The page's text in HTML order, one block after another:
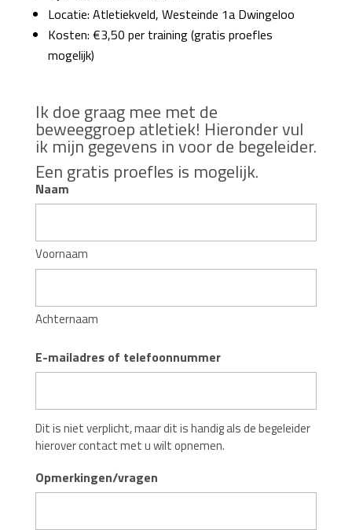
Locatie: Atletiekveld, Westeinde 1a Dwingeloo
Kosten: €3,50 per training (gratis proefles
mogelijk)
Ik doe graag mee met de
beweeggroep atletiek! Hieronder vul
ik mijn gegevens in voor de begeleider.
Een gratis proefles is mogelijk.
Naam
Voornaam
Achternaam
E-mailadres of telefoonnummer
Dit is niet verplicht, maar dit is handig als de begeleider
hierover contact met u wilt opnemen.
Opmerkingen/vragen